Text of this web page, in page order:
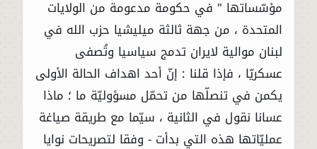
مؤسّساتها " في حكومة مدعومة من الولايات
المتحدة ، من جهة ثالثة ميليشيا حزب الله في
لبنان موالية لايران تدمج سياسيا وتُصفى
عسكريّا ، فإذا قلنا : إنّ أحد اهداف الحالة الأولى
يكمن في تنصلّها من تحمّل مسؤوليّة ما ؛ ماذا
عسانا نقول في الثانية ، سيّما مع طريقة صياغة
عمليّاتها هذه التي بدأت - وفقا لتصريحات نوايا